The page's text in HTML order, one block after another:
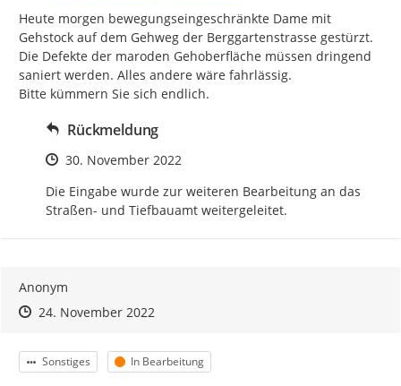
Heute morgen bewegungseingeschränkte Dame mit
Gehstock auf dem Gehweg der Berggartenstrasse gestürzt.
Die Defekte der maroden Gehoberfläche müssen dringend
saniert werden. Alles andere wäre fahrlässig.
Bitte kümmern Sie sich endlich.
Rückmeldung
Zeitpunkt des Erstellens
30. November 2022
Die Eingabe wurde zur weiteren Bearbeitung an das
Straßen- und Tiefbauamt weitergeleitet.
Anonym
Zeitpunkt des Erstellens
Zeitpunkt des Erstellens
24. November 2022Zur Äußerung
Kategorie
Sonstiges Status
In Bearbeitung